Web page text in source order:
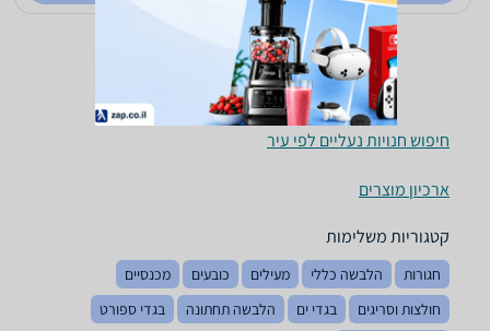
חיפוש חנויות נעליים לפי עיר
ארכיון מוצרים
קטגוריות משלימות
חגורות הלבשה כללי מעילים כובעים
מכנסיים
חולצות וסריגים
בגדי ים הלבשה תחתונה
בגדי ספורט